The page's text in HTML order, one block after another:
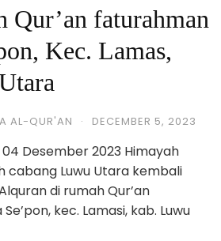
Qur’an faturahman
Kec. Lamas,
AL-QUR'AN · DECEMBER 5, 2023
Desember 2023 Himayah
cabang Luwu Utara kembali
di rumah Qur’an
kec. Lamasi, kab. Luwu